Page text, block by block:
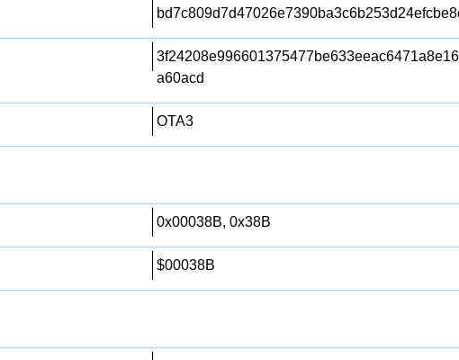
a60acd
OTA3
0x00038B, 0x38B
$00038B